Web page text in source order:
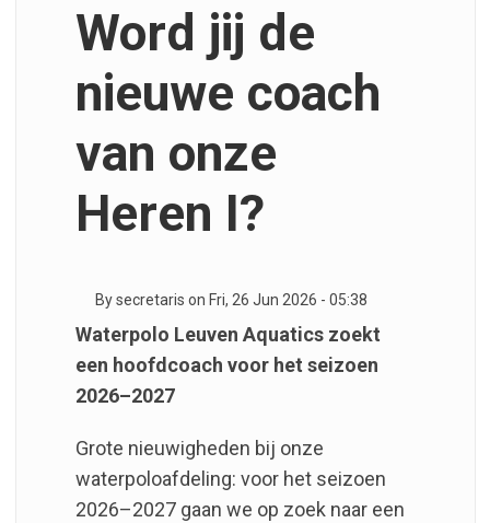
Word jij de
nieuwe coach
van onze
Heren I?
By secretaris on Fri, 26 Jun 2026 - 05:38
Waterpolo Leuven Aquatics zoekt
een hoofdcoach voor het seizoen
2026–2027
Grote nieuwigheden bij onze
waterpoloafdeling: voor het seizoen
2026–2027 gaan we op zoek naar een